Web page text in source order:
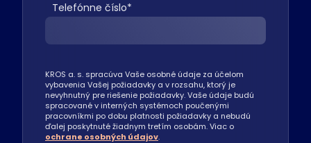
Telefónne číslo*
KROS a. s. spracúva Vaše osobné údaje za účelom
vybavenia Vašej požiadavky a v rozsahu, ktorý je
nevyhnutný pre riešenie požiadavky. Vaše údaje budú
spracované v interných systémoch poučenými
pracovníkmi po dobu platnosti požiadavky a nebudú
ďalej poskytnuté žiadnym tretím osobám. Viac o
ochrane osobných údajov.